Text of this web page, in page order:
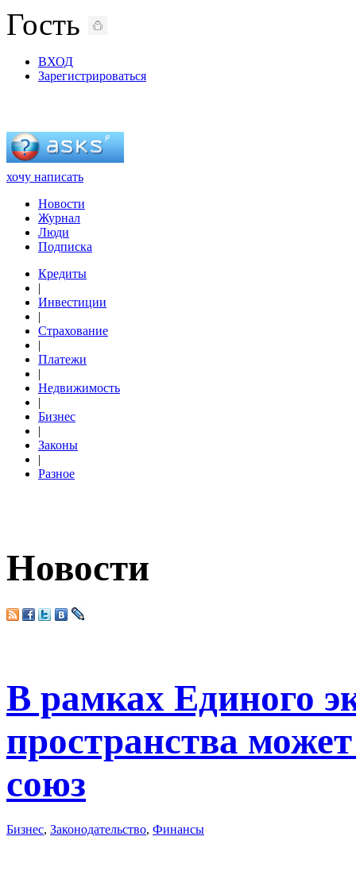
Гость
ВХОД
Зарегистрироваться
хочу написать
Новости
Журнал
Люди
Подписка
Кредиты
|
Инвестиции
|
Страхование
|
Платежи
|
Недвижимость
|
Бизнес
|
Законы
|
Разное
Новости
В рамках Единого
пространства
союз
Бизнес, Законодательство, Финансы